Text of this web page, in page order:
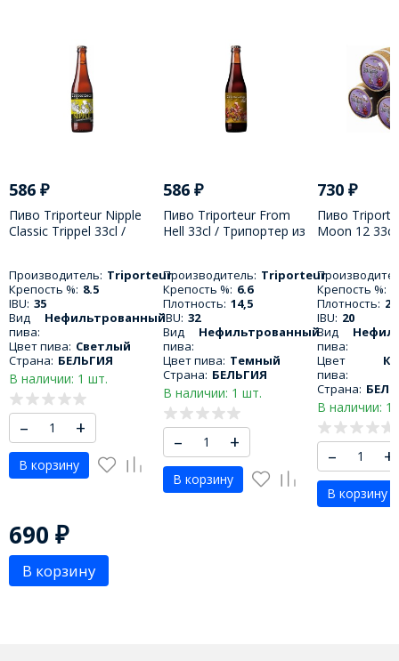
586 ₽
Пиво Triporteur Nipple
Classic Trippel 33cl /
МЛ
Производитель: Triporteur
Крепость %: 8.5
IBU: 35
Вид
пива:
Нефильтрованный
Цвет пива: Светлый
Страна: БЕЛЬГИЯ
В наличии: 1 шт.
– +
В корзину
586 ₽
Пиво Triporteur From
Hell 33cl / Трипортер из
Производитель: Triporteur
Крепость %: 6.6
Плотность: 14,5
IBU: 32
Вид
пива:
Нефильтрованный
Цвет пива: Темный
Страна: БЕЛЬГИЯ
В наличии: 1 шт.
– +
В корзину
730 ₽
Пиво
Moon 12
Крепость %:
Плотность: 22
IBU: 20
Вид
пива:
Цвет
пива:
Страна:
В наличии: 1
– +
В корзину
690 ₽
В корзину